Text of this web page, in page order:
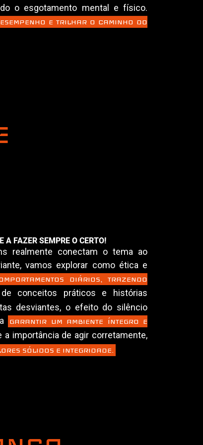
o esgotamento mental e físico.
E TRILHAR O CAMINHO DO
A FAZER SEMPRE O CERTO!
realmente conectam o tema ao
vamos explorar como ética e
DIÁRIOS, TRAZENDO
conceitos práticos e histórias
desviantes, o efeito do silêncio
GARANTIR UM AMBIENTE ÍNTEGRO E
importância de agir corretamente,
SÓLIDOS E INTEGRIDADE.